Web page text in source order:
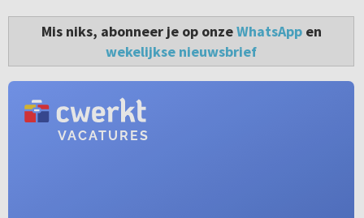
Mis niks, abonneer je op onzeWhatsAppen
wekelijkse nieuwsbrief